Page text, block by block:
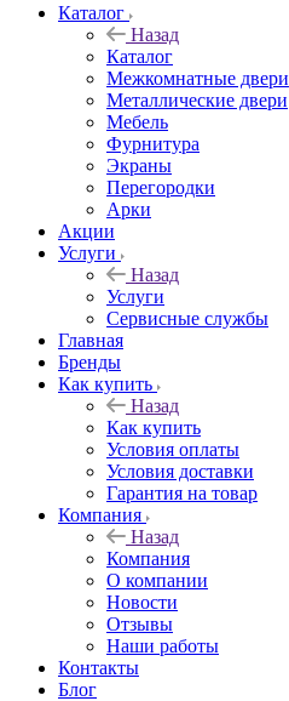
Каталог
Назад
Каталог
Межкомнатные двери
Металлические двери
Мебель
Фурнитура
Экраны
Перегородки
Арки
Акции
Услуги
Назад
Услуги
Сервисные службы
Главная
Бренды
Как купить
Назад
Как купить
Условия оплаты
Условия доставки
Гарантия на товар
Компания
Назад
Компания
О компании
Новости
Отзывы
Наши работы
Контакты
Блог